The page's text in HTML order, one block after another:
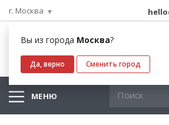
г. Москва
Вы из города Москва?
Да, верно Сменить город
МЕНЮ